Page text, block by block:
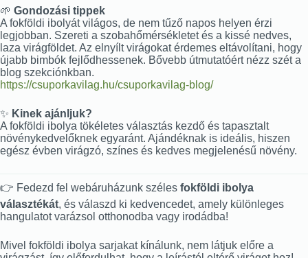
🌱 Gondozási tippek
A fokföldi ibolyát világos, de nem tűző napos helyen érzi
legjobban. Szereti a szobahőmérsékletet és a kissé nedves,
laza virágföldet. Az elnyílt virágokat érdemes eltávolítani, hogy
újabb bimbók fejlődhessenek. Bővebb útmutatóért nézz szét a
blog szekciónkban.
https://csuporkavilag.hu/csuporkavilag-blog/
✨ Kinek ajánljuk?
A fokföldi ibolya tökéletes választás kezdő és tapasztalt
növénykedvelőknek egyaránt. Ajándéknak is ideális, hiszen
egész évben virágzó, színes és kedves megjelenésű növény.
👉 Fedezd fel webáruházunk széles fokföldi ibolya
választékát, és válaszd ki kedvencedet, amely különleges
hangulatot varázsol otthonodba vagy irodádba!
Mivel fokföldi ibolya sarjakat kínálunk, nem látjuk előre a